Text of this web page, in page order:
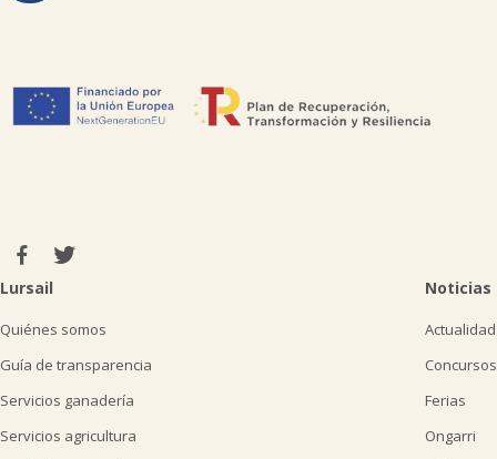
Lursail
Quiénes somos
Guía de transparencia
Servicios ganadería
Servicios agricultura
Noticias
Actualidad
Concursos
Ferias
Ongarri